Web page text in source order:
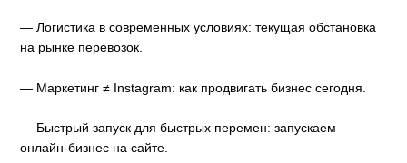
— Логистика в современных условиях: текущая обстановка
на рынке перевозок.
— Маркетинг ≠ Instagram: как продвигать бизнес сегодня.
— Быстрый запуск для быстрых перемен: запускаем
онлайн-бизнес на сайте.